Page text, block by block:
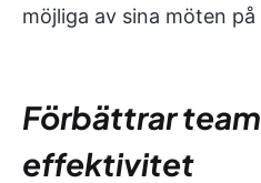
möjliga av sina möten
Förbättrar
effektivitet